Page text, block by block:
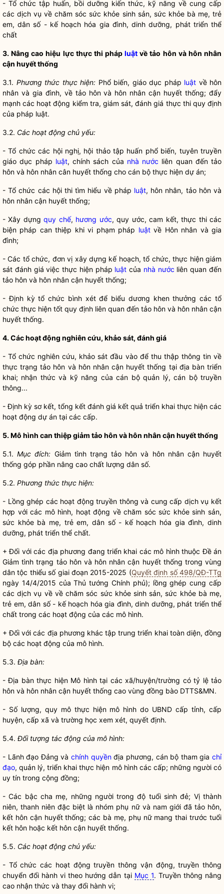
- Tổ chức tập huấn, bồi dưỡng kiến thức, kỹ năng về cung cấp
các dịch vụ về chăm sóc sức khỏe sinh sản, sức khỏe bà mẹ, trẻ
em, dân số - kế hoạch hóa gia đình, dinh dưỡng, phát triển thể
chất
3. Nâng cao hiệu lực thực thi phápluật về tảo hôn và hôn nhân
cận huyết thống
3.1. Phương thức thực hiện: Phổ biến, giáo dục pháp luật về hôn
nhân và gia đình, về tảo hôn và hôn nhân cận huyết thống; đẩy
mạnh các hoạt động kiểm tra, giám sát, đánh giá thực thi quy định
của pháp luật.
3.2. Các hoạt động chủ yếu:
- Tổ chức các hội nghị, hội thảo tập huấn phổ biến, tuyên truyền
giáo dục pháp luật, chính sách của nhà nước liên quan đến tảo
hôn và hôn nhân cân huyết thống cho cán bộ thực hiện dự án;
- Tổ chức các hội thi tìm hiểu về pháp luật, hôn nhân, tảo hôn và
hôn nhân cận huyết thống;
- Xây dựngquy chế, hương ước, quy ước, cam kết, thực thi các
biện pháp can thiệp khi vi phạm pháp luậtvề Hôn nhân và gia
đình;
- Các tổ chức, đơn vị xây dựng kế hoạch, tổ chức, thực hiện giám
sát đánh giá việc thực hiện pháp luật của nhà nước liên quan đến
tảo hôn và hôn nhân cận huyết thống;
- Định kỳ tổ chức bình xét để biểu dương khen thưởng các tổ
chức thực hiện tốt quy định liên quan đến tảo hôn và hôn nhân cận
huyết thống.
4. Các hoạt động nghiên cứu, khảo sát, đánh giá
- Tổ chức nghiên cứu, khảo sát đầu vào để thu thập thông tin về
thực trạng tảo hôn và hôn nhân cận huyết thống tại địa bàntriển
khai; nhận thức và kỹ năng của cán bộ quản lý, cán bộ truyền
thông...
- Định kỳ sơ kết, tổng kết đánh giá kết quả triển khai thực hiện các
hoạt động dự án tại các cấp.
5. Mô hình can thiệp giảm tảo hôn và hôn nhân cận huyết thống
5.1.Mục đích: Giảm tình trạng tảo hôn và hôn nhân cận huyết
thống góp phần nâng cao chất lượng dân số.
5.2. Phương thức thực hiện:
- Lồng ghép các hoạt động truyền thông và cung cấp dịch vụ kết
hợp với các mô hình, hoạt động về chăm sóc sức khỏe sinh sản,
sức khỏe bà mẹ, trẻ em, dân số - kế hoạch hóa gia đình, dinh
dưỡng, phát triển thể chất.
+ Đối với các địa phương đang triển khai các mô hình thuộc Đề án
Giảm tình trạng tảo hôn và hôn nhân cận huyết thống trong vùng
dân tộc thiểu số giai đoạn 2015-2025 (Quyết định số 498/QĐ-TTg
ngày 14/4/2015 của Thủ tướng Chính phủ); lồng ghép cung cấp
các dịch vụ về về chăm sóc sức khỏe sinh sản, sức khỏe bà mẹ,
trẻ em, dân số - kế hoạch hóa gia đình, dinh dưỡng, phát triển thể
chất trong các hoạt động của các mô hình.
+ Đối với các địa phương khác tập trung triển khai toàn diện, đồng
bộ các hoạt động của mô hình.
5.3. Địa bàn:
-Địa bànthực hiện Mô hình tại các xã/huyện/trường có tỷ lệ tảo
hôn và hôn nhân cận huyết thống cao vùng đồng bào DTTS&MN.
- Số lượng, quy mô thực hiện mô hình do UBND cấp tỉnh, cấp
huyện, cấp xã và trường học xem xét, quyết định.
5.4. Đối tượng tác động của mô hình:
- Lãnh đạo Đảng vàchính quyềnđịa phương, cán bộ tham giachỉ
đạo, quản lý, triển khai thực hiện mô hình các cấp; những người có
uy tín trong cộng đồng;
- Các bậc cha mẹ, những người trong độ tuổi sinh đẻ; Vị thành
niên, thanh niên đặc biệt là nhóm phụ nữ và nam giới đã tảo hôn,
kết hôn cận huyết thống; các bà mẹ, phụ nữ mang thai trước tuổi
kết hôn hoặc kết hôn cận huyết thống.
5.5. Các hoạt động chủ yếu:
- Tổ chức các hoạt động truyền thông vận động, truyền thông
chuyển đổi hành vi theo hướng dẫn tại Mục 1. Truyền thông nâng
cao nhận thức và thay đổi hành vi;